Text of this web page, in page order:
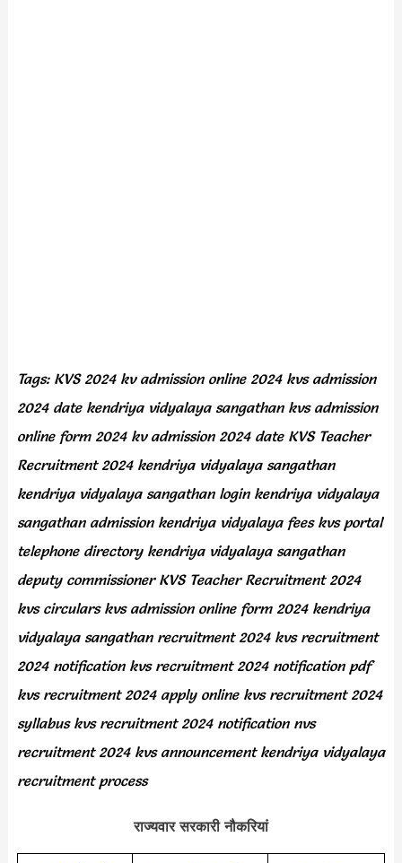
Tags: KVS 2024 kv admission online 2024 kvs admission
2024 date kendriya vidyalaya sangathan kvs admission
online form 2024 kv admission 2024 date KVS Teacher
Recruitment 2024 kendriya vidyalaya sangathan
kendriya vidyalaya sangathan login kendriya vidyalaya
sangathan admission kendriya vidyalaya fees kvs portal
telephone directory kendriya vidyalaya sangathan
deputy commissioner KVS Teacher Recruitment 2024
kvs circulars kvs admission online form 2024 kendriya
vidyalaya sangathan recruitment 2024 kvs recruitment
2024 notification kvs recruitment 2024 notification pdf
kvs recruitment 2024 apply online kvs recruitment 2024
syllabus kvs recruitment 2024 notification nvs
recruitment 2024 kvs announcement kendriya vidyalaya
recruitment process
राज्यवार सरकारी नौकरियां